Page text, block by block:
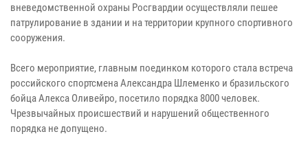
вневедомственной охраны Росгвардии осуществляли пешее
патрулирование в здании и на территории крупного спортивного
сооружения.
Всего мероприятие, главным поединком которого стала встреча
российского спортсмена Александра Шлеменко и бразильского
бойца Алекса Оливейро, посетило порядка 8000 человек.
Чрезвычайных происшествий и нарушений общественного
порядка не допущено.